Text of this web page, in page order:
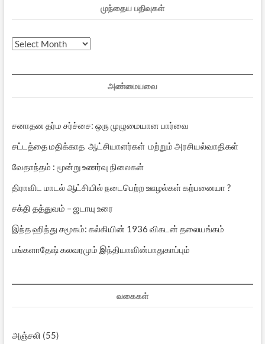
முந்தைய பதிவுகள்
முந்தைய
அண்மையவை
சனாதன தர்ம சர்ச்சை: ஒரு முழுமையான பார்வை
சட்டத்தை மதிக்காத ஆட்சியாளர்கள் மற்றும் அரசியல்வாதிகள்
வேதாந்தம் : மூன்று உணர்வு நிலைகள்
திராவிட மாடல் ஆட்சியில் நடைபெற்ற ஊழல்கள் கற்பனையா ?
சக்தி தத்துவம் – ஜடாயு உரை
இந்த ஹிந்து சமூகம்: கல்கியின் 1936 விகடன் தலையங்கம்
பங்களாதேஷ் கலவரமும் இந்தியாவின்பாதுகாப்பும்
வகைகள்
அஞ்சலி (55)